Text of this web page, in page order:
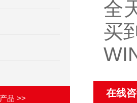
全
买
在线
品 >>